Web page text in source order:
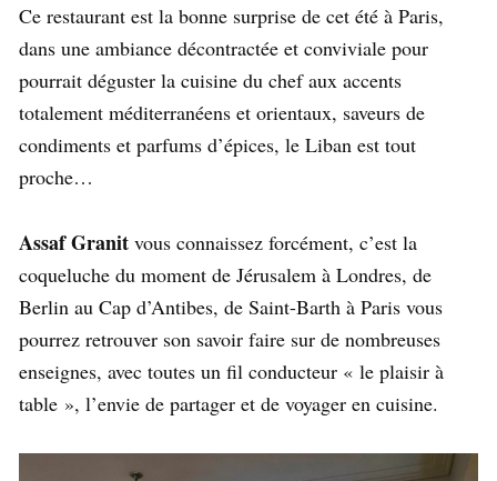
Ce restaurant est la bonne surprise de cet été à Paris,
dans une ambiance décontractée et conviviale pour
pourrait déguster la cuisine du chef aux accents
totalement méditerranéens et orientaux, saveurs de
condiments et parfums d’épices, le Liban est tout
proche…
Assaf Granit vous connaissez forcément, c’est la
coqueluche du moment de Jérusalem à Londres, de
Berlin au Cap d’Antibes, de Saint-Barth à Paris vous
pourrez retrouver son savoir faire sur de nombreuses
enseignes, avec toutes un fil conducteur « le plaisir à
table », l’envie de partager et de voyager en cuisine.